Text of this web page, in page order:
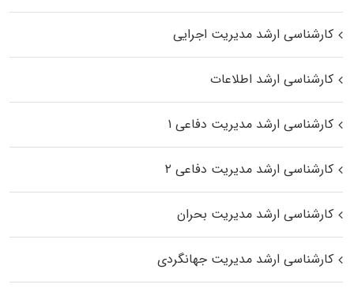
کارشناسی ارشد مدیریت اجرایی
کارشناسی ارشد اطلاعات
کارشناسی ارشد مدیریت دفاعی ۱
کارشناسی ارشد مدیریت دفاعی ۲
کارشناسی ارشد مدیریت بحران
کارشناسی ارشد مدیریت جهانگردی